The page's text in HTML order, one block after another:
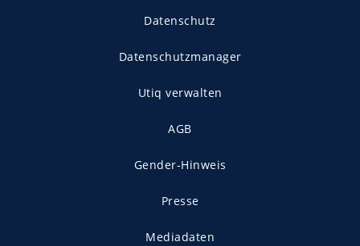
Datenschutz
Datenschutzmanager
Utiq verwalten
AGB
Gender-Hinweis
Presse
Mediadaten